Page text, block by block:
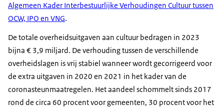
Algemeen Kader Interbestuurlijke Verhoudingen Cultuur tussen
OCW, IPO en VNG.
De totale overheidsuitgaven aan cultuur bedragen in 2023
bijna € 3,9 miljard. De verhouding tussen de verschillende
overheidslagen is vrij stabiel wanneer wordt gecorrigeerd voor
de extra uitgaven in 2020 en 2021 in het kader van de
coronasteunmaatregelen. Het aandeel schommelt sinds 2017
rond de circa 60 procent voor gemeenten, 30 procent voor het